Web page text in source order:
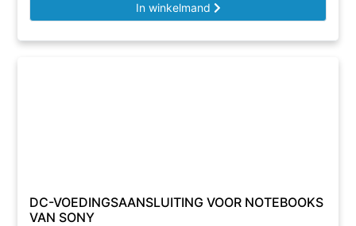
In winkelmand
DC-VOEDINGSAANSLUITING VOOR NOTEBOOKS
VAN SONY